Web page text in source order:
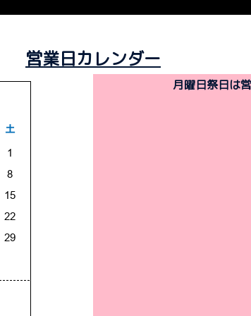
営業日カレンダー
月曜日祭日は